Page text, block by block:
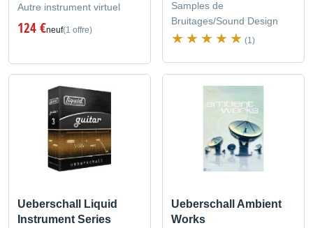
Autre instrument virtuel
124 €neuf(1 offre)
Samples de
Bruitages/Sound Design
(1)
Ueberschall Liquid
Instrument Series
Ueberschall Ambient
Works